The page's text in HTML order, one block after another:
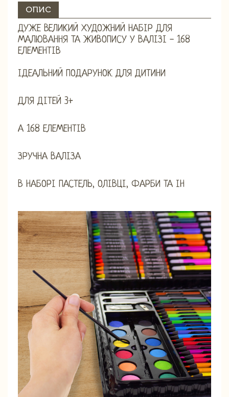
ОПИС
ДУЖЕ ВЕЛИКИЙ ХУДОЖНИЙ НАБІР ДЛЯ
МАЛЮВАННЯ ТА ЖИВОПИСУ У ВАЛІЗІ - 168
ЕЛЕМЕНТІВ
ІДЕАЛЬНИЙ ПОДАРУНОК ДЛЯ ДИТИНИ
ДЛЯ ДІТЕЙ 3+
А 168 ЕЛЕМЕНТІВ
ЗРУЧНА ВАЛІЗА
В НАБОРІ ПАСТЕЛЬ, ОЛІВЦІ, ФАРБИ ТА ІН